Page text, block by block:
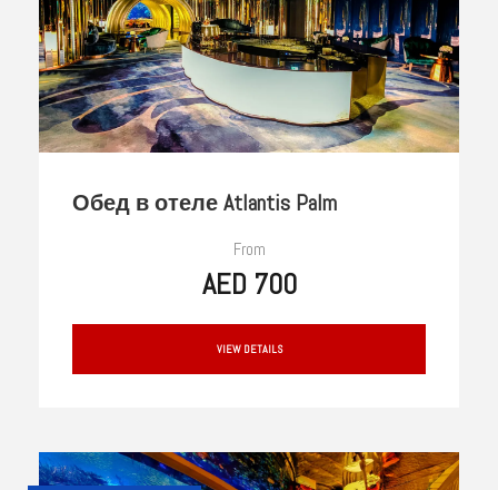
Обед в отеле Atlantis Palm
From
AED 700
VIEW DETAILS